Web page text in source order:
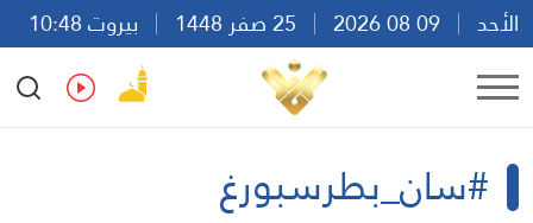
الأحد
بيروت 10:48
Ar
En Fr Es
#سان_بطرسبورغ